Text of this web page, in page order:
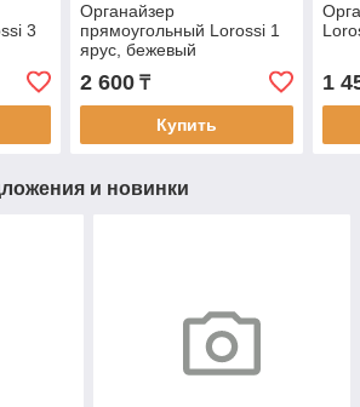
3
Органайзер
прямоугольный Lorossi 1
ярус, бежевый
2 600₸
Купить
1
и новинки